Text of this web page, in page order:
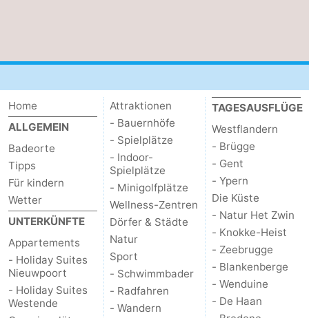
Home
ALLGEMEIN
Badeorte
Tipps
Für kindern
Wetter
UNTERKÜNFTE
Appartements
- Holiday Suites
Nieuwpoort
- Holiday Suites
Westende
Attraktionen
- Bauernhöfe
- Spielplätze
- Indoor-
Spielplätze
- Minigolfplätze
Wellness-Zentren
Dörfer & Städte
Natur
Sport
- Schwimmbader
- Radfahren
- Wandern
TAGESAUSFLÜGE
Westflandern
- Brügge
- Gent
- Ypern
Die Küste
- Natur Het Zwin
- Knokke-Heist
- Zeebrugge
- Blankenberge
- Wenduine
- De Haan